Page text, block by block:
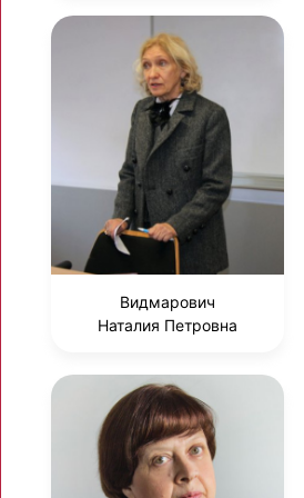
Видмарович
Наталия Петровна